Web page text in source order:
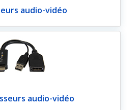
audio-vidéo
audio-vidéo